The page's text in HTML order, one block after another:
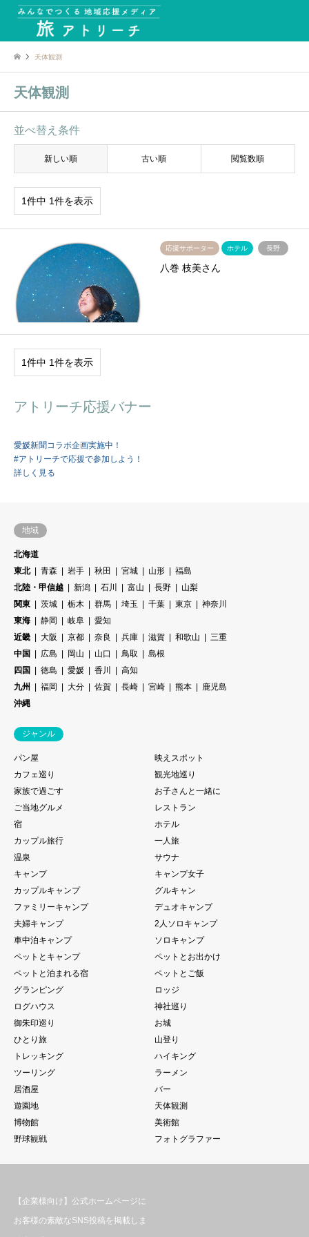
天体観測
天体観測
並べ替え条件
新しい順 古い順 閲覧数順
1件中 1件を表示
応援サポーター ホテル 長野
八巻 枝美さん
1件中 1件を表示
アトリーチ応援バナー
愛媛新聞コラボ企画実施中！
#アトリーチで応援で参加しよう！
詳しく見る
地域
北海道
東北
青森 岩手 秋田 宮城 山形
福島
北陸・甲信越
新潟 石川 富山 長野
山梨
関東
茨城 栃木 群馬 埼玉 千葉 東京
神奈川
東海
静岡 岐阜
愛知
近畿
大阪 京都 奈良 兵庫 滋賀 和歌山
三重
中国
広島 岡山 山口 鳥取
島根
四国
徳島 愛媛 香川
高知
九州
福岡 大分 佐賀 長崎 宮崎 熊本
鹿児島
沖縄
ジャンル
パン屋
映えスポット
カフェ巡り
観光地巡り
家族で過ごす
お子さんと一緒に
ご当地グルメ
レストラン
宿
ホテル
カップル旅行
一人旅
温泉
サウナ
キャンプ
キャンプ女子
カップルキャンプ
グルキャン
ファミリーキャンプ
デュオキャンプ
夫婦キャンプ
2人ソロキャンプ
車中泊キャンプ
ソロキャンプ
ペットとキャンプ
ペットとお出かけ
ペットと泊まれる宿
ペットとご飯
グランピング
ロッジ
ログハウス
神社巡り
御朱印巡り
お城
ひとり旅
山登り
トレッキング
ハイキング
ツーリング
ラーメン
居酒屋
バー
遊園地
天体観測
博物館
美術館
野球観戦
フォトグラファー
【企業様向け】公式ホームページに
お客様の素敵なSNS投稿を掲載しま